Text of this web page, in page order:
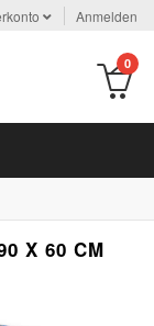
Anmelden
0
X 60 CM